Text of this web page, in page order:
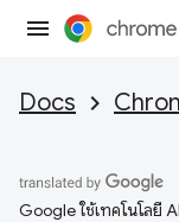
Docs
Google ใช้เทคโนโลยี